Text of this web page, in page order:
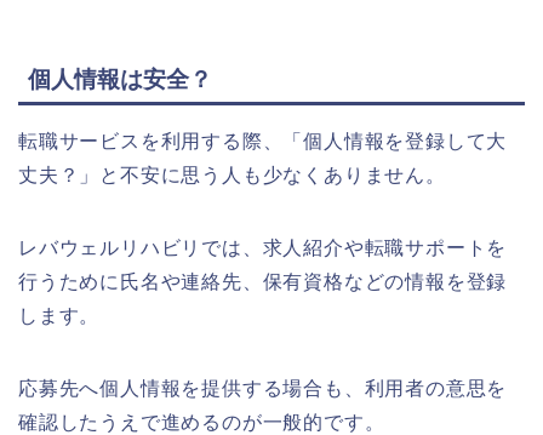
個人情報は安全？
転職サービスを利用する際、「個人情報を登録して大
丈夫？」と不安に思う人も少なくありません。
レバウェルリハビリでは、求人紹介や転職サポートを
行うために氏名や連絡先、保有資格などの情報を登録
します。
応募先へ個人情報を提供する場合も、利用者の意思を
確認したうえで進めるのが一般的です。